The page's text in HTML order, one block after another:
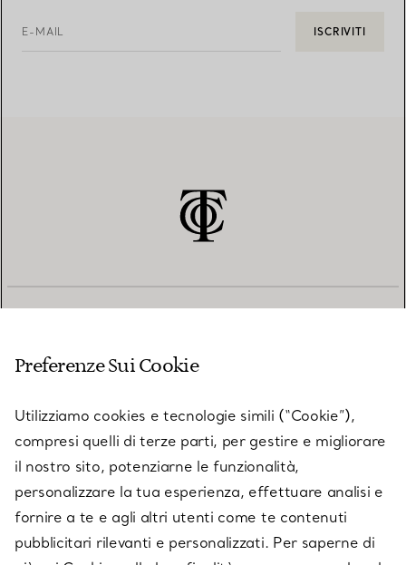
E-MAIL ISCRIVITI
SU TIFFANY & CO.
LEGALE
Preferenze Sui Cookie
Utilizziamo cookies e tecnologie simili (“Cookie”),
compresi quelli di terze parti, per gestire e migliorare
il nostro sito, potenziarne le funzionalità,
personalizzare la tua esperienza, effettuare analisi e
fornire a te e agli altri utenti come te contenuti
pubblicitari rilevanti e personalizzati. Per saperne di